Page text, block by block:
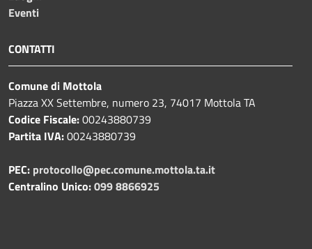
Eventi
CONTATTI
Comune di Mottola
Piazza XX Settembre, numero 23, 74017 Mottola TA
Codice Fiscale:00243880739
Partita IVA:00243880739
PEC: protocollo@pec.comune.mottola.ta.it
Centralino Unico:099 8866925